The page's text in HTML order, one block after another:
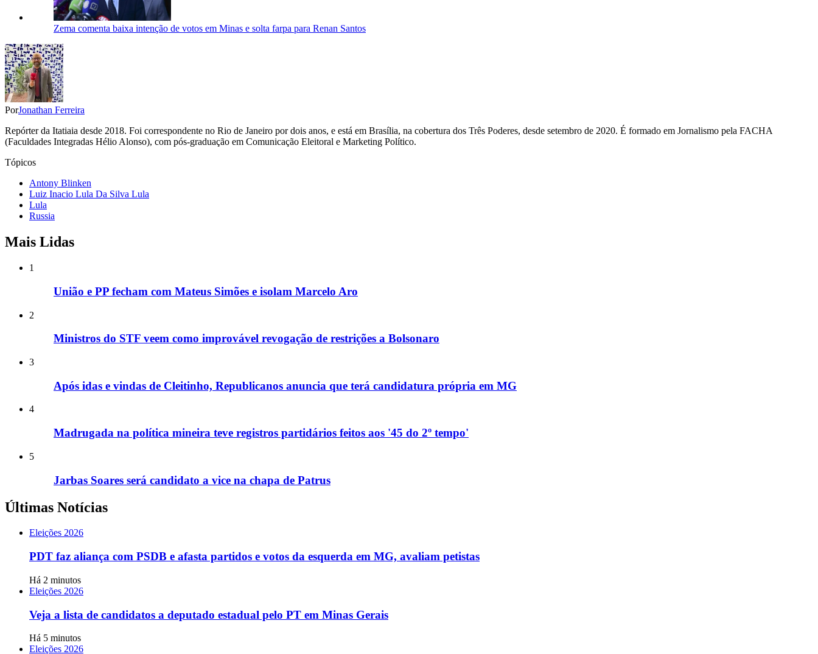
Zema comenta baixa intenção de votos em Minas e solta farpa para Renan Santos
PorJonathan Ferreira
Repórter da Itatiaia desde 2018. Foi correspondente no Rio de Janeiro por dois anos, e está em Brasília, na cobertura dos Três Poderes, desde setembro de 2020. É formado em Jornalismo pela FACHA
(Faculdades Integradas Hélio Alonso), com pós-graduação em Comunicação Eleitoral e Marketing Político.
Tópicos
Antony Blinken
Luiz Inacio Lula Da Silva Lula
Lula
Russia
Mais Lidas
1
União e PP fecham com Mateus Simões e isolam Marcelo Aro
2
Ministros do STF veem como improvável revogação de restrições a Bolsonaro
3
Após idas e vindas de Cleitinho, Republicanos anuncia que terá candidatura própria em MG
4
Madrugada na política mineira teve registros partidários feitos aos '45 do 2º tempo'
5
Jarbas Soares será candidato a vice na chapa de Patrus
Últimas Notícias
Eleições 2026
PDT faz aliança com PSDB e afasta partidos e votos da esquerda em MG, avaliam petistas
Há 2 minutos
Eleições 2026
Veja a lista de candidatos a deputado estadual pelo PT em Minas Gerais
Há 5 minutos
Eleições 2026